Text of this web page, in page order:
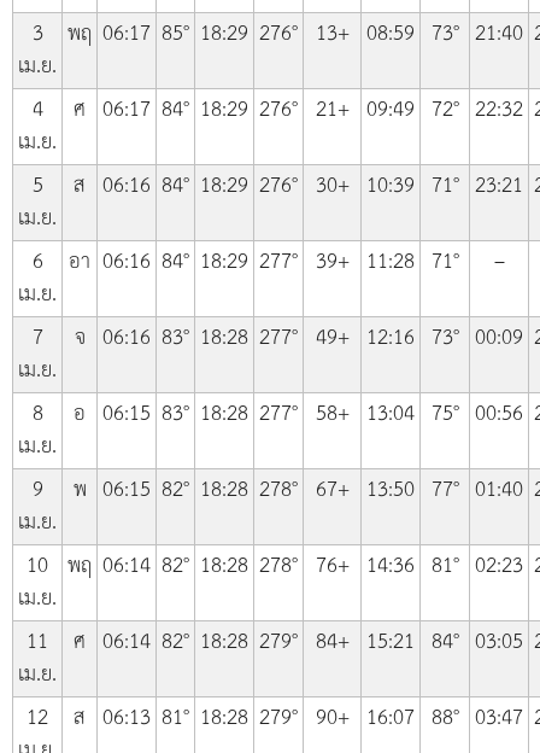
3
เม.ย.
พฤ 06:17 85° 18:29 276° 13+ 08:59 73° 21:40
4
เม.ย.
ศ 06:17 84° 18:29 276° 21+ 09:49 72° 22:32
5
เม.ย.
ส 06:16 84° 18:29 276° 30+ 10:39 71° 23:21
6
เม.ย.
อา 06:16 84° 18:29 277° 39+ 11:28 71°
–
7
เม.ย.
จ 06:16 83° 18:28 277° 49+ 12:16 73° 00:09
8
เม.ย.
อ 06:15 83° 18:28 277° 58+ 13:04 75° 00:56
9
เม.ย.
พ 06:15 82° 18:28 278° 67+ 13:50 77° 01:40
10
เม.ย.
พฤ 06:14 82° 18:28 278° 76+ 14:36 81° 02:23
11
เม.ย.
ศ 06:14 82° 18:28 279° 84+ 15:21 84° 03:05
12
ส 06:13 81° 18:28 279° 90+ 16:07 88° 03:47